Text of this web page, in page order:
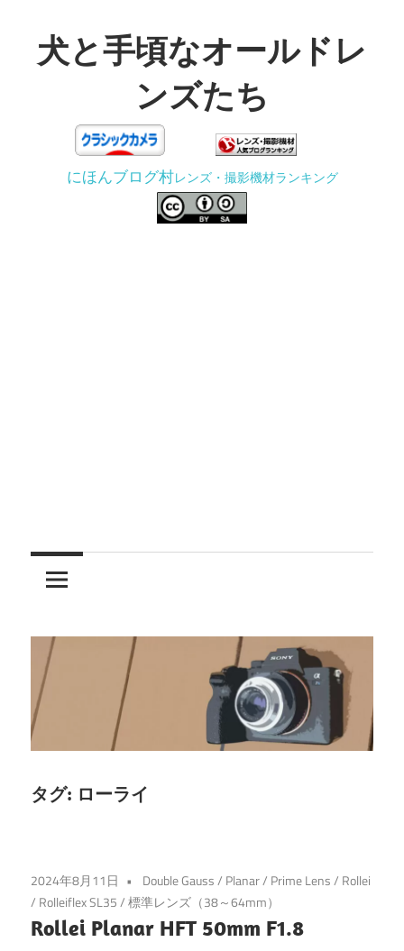
テ犬と手頃なオールドレ
ンズたち
う
にほんブログ村レンズ・撮影機材ランキング
タグ: ローライ
2024年8月11日 Double Gauss/ Planar/ Prime Lens/ Rollei
/ Rolleiflex SL35/標準レンズ（38～64mm）
Rollei Planar HFT 50mm F1.8